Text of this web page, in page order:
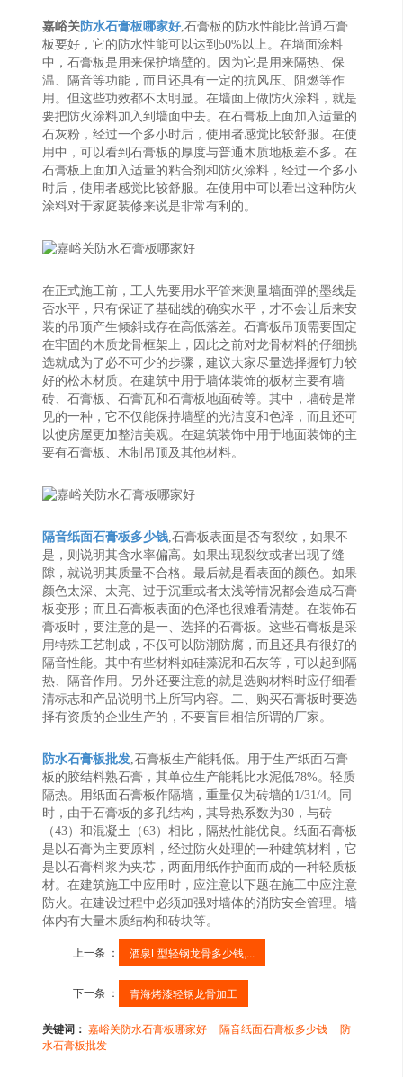
嘉峪关防水石膏板哪家好,石膏板的防水性能比普通石膏
板要好，它的防水性能可以达到50%以上。在墙面涂料
中，石膏板是用来保护墙壁的。因为它是用来隔热、保
温、隔音等功能，而且还具有一定的抗风压、阻燃等作
用。但这些功效都不太明显。在墙面上做防火涂料，就是
要把防火涂料加入到墙面中去。在石膏板上面加入适量的
石灰粉，经过一个多小时后，使用者感觉比较舒服。在使
用中，可以看到石膏板的厚度与普通木质地板差不多。在
石膏板上面加入适量的粘合剂和防火涂料，经过一个多小
时后，使用者感觉比较舒服。在使用中可以看出这种防火
涂料对于家庭装修来说是非常有利的。
在正式施工前，工人先要用水平管来测量墙面弹的墨线是
否水平，只有保证了基础线的确实水平，才不会让后来安
装的吊顶产生倾斜或存在高低落差。石膏板吊顶需要固定
在牢固的木质龙骨框架上，因此之前对龙骨材料的仔细挑
选就成为了必不可少的步骤，建议大家尽量选择握钉力较
好的松木材质。在建筑中用于墙体装饰的板材主要有墙
砖、石膏板、石膏瓦和石膏板地面砖等。其中，墙砖是常
见的一种，它不仅能保持墙壁的光洁度和色泽，而且还可
以使房屋更加整洁美观。在建筑装饰中用于地面装饰的主
要有石膏板、木制吊顶及其他材料。
隔音纸面石膏板多少钱,石膏板表面是否有裂纹，如果不
是，则说明其含水率偏高。如果出现裂纹或者出现了缝
隙，就说明其质量不合格。最后就是看表面的颜色。如果
颜色太深、太亮、过于沉重或者太浅等情况都会造成石膏
板变形；而且石膏板表面的色泽也很难看清楚。在装饰石
膏板时，要注意的是一、选择的石膏板。这些石膏板是采
用特殊工艺制成，不仅可以防潮防腐，而且还具有很好的
隔音性能。其中有些材料如硅藻泥和石灰等，可以起到隔
热、隔音作用。另外还要注意的就是选购材料时应仔细看
清标志和产品说明书上所写内容。二、购买石膏板时要选
择有资质的企业生产的，不要盲目相信所谓的厂家。
防水石膏板批发,石膏板生产能耗低。用于生产纸面石膏
板的胶结料熟石膏，其单位生产能耗比水泥低78%。轻质
隔热。用纸面石膏板作隔墙，重量仅为砖墙的1/31/4。同
时，由于石膏板的多孔结构，其导热系数为30，与砖
（43）和混凝土（63）相比，隔热性能优良。纸面石膏板
是以石膏为主要原料，经过防火处理的一种建筑材料，它
是以石膏料浆为夹芯，两面用纸作护面而成的一种轻质板
材。在建筑施工中应用时，应注意以下题在施工中应注意
防火。在建设过程中必须加强对墙体的消防安全管理。墙
体内有大量木质结构和砖块等。
上一条 ： 酒泉L型轻钢龙骨多少钱,...
下一条 ： 青海烤漆轻钢龙骨加工
关键词：嘉峪关防水石膏板哪家好 隔音纸面石膏板多少钱
防
水石膏板批发